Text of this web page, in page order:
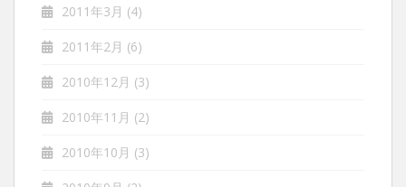
2011年3月 (4)
2011年2月 (6)
2010年12月 (3)
2010年11月 (2)
2010年10月 (3)